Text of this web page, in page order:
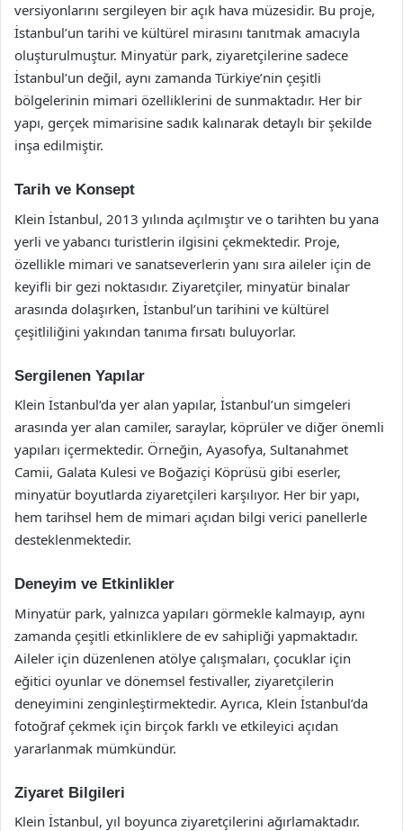
versiyonlarını sergileyen bir açık hava müzesidir. Bu proje,
İstanbul’un tarihi ve kültürel mirasını tanıtmak amacıyla
oluşturulmuştur. Minyatür park, ziyaretçilerine sadece
İstanbul’un değil, aynı zamanda Türkiye’nin çeşitli
bölgelerinin mimari özelliklerini de sunmaktadır. Her bir
yapı, gerçek mimarisine sadık kalınarak detaylı bir şekilde
inşa edilmiştir.
Tarih ve Konsept
Klein İstanbul, 2013 yılında açılmıştır ve o tarihten bu yana
yerli ve yabancı turistlerin ilgisini çekmektedir. Proje,
özellikle mimari ve sanatseverlerin yanı sıra aileler için de
keyifli bir gezi noktasıdır. Ziyaretçiler, minyatür binalar
arasında dolaşırken, İstanbul’un tarihini ve kültürel
çeşitliliğini yakından tanıma fırsatı buluyorlar.
Sergilenen Yapılar
Klein İstanbul’da yer alan yapılar, İstanbul’un simgeleri
arasında yer alan camiler, saraylar, köprüler ve diğer önemli
yapıları içermektedir. Örneğin, Ayasofya, Sultanahmet
Camii, Galata Kulesi ve Boğaziçi Köprüsü gibi eserler,
minyatür boyutlarda ziyaretçileri karşılıyor. Her bir yapı,
hem tarihsel hem de mimari açıdan bilgi verici panellerle
desteklenmektedir.
Deneyim ve Etkinlikler
Minyatür park, yalnızca yapıları görmekle kalmayıp, aynı
zamanda çeşitli etkinliklere de ev sahipliği yapmaktadır.
Aileler için düzenlenen atölye çalışmaları, çocuklar için
eğitici oyunlar ve dönemsel festivaller, ziyaretçilerin
deneyimini zenginleştirmektedir. Ayrıca, Klein İstanbul’da
fotoğraf çekmek için birçok farklı ve etkileyici açıdan
yararlanmak mümkündür.
Ziyaret Bilgileri
Klein İstanbul, yıl boyunca ziyaretçilerini ağırlamaktadır.